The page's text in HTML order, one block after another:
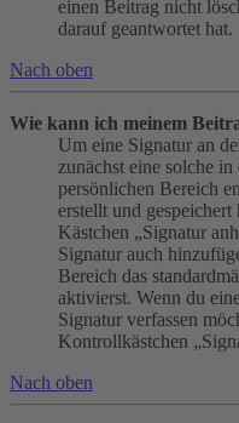
einen Beitrag nicht
darauf geantwortet hat.
Nach oben
Wie kann ich meinem
Um eine Signatur an
zunächst eine solche
persönlichen Bereich
erstellt und
Kästchen „Signatur
Signatur auch
Bereich das
aktivierst. Wenn du
Signatur verfassen
Kontrollkästchen
Nach oben